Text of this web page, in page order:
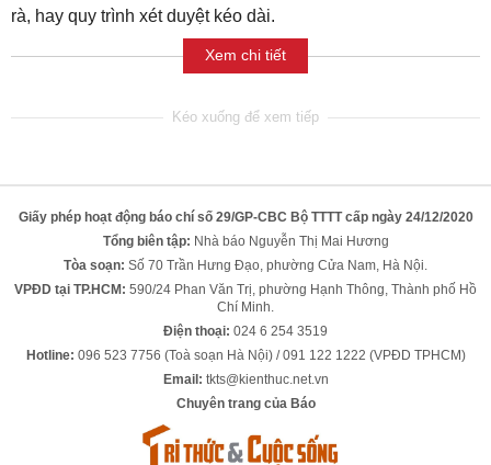
rà, hay quy trình xét duyệt kéo dài.
Xem chi tiết
Giấy phép hoạt động báo chí số 29/GP-CBC Bộ TTTT cấp ngày 24/12/2020
Tổng biên tập: Nhà báo Nguyễn Thị Mai Hương
Tòa soạn: Số 70 Trần Hưng Đạo, phường Cửa Nam, Hà Nội.
VPĐD tại TP.HCM: 590/24 Phan Văn Trị, phường Hạnh Thông, Thành phố Hồ
Chí Minh.
Điện thoại: 024 6 254 3519
Hotline: 096 523 7756 (Toà soạn Hà Nội) / 091 122 1222 (VPĐD TPHCM)
Email: tkts@kienthuc.net.vn
Chuyên trang của Báo